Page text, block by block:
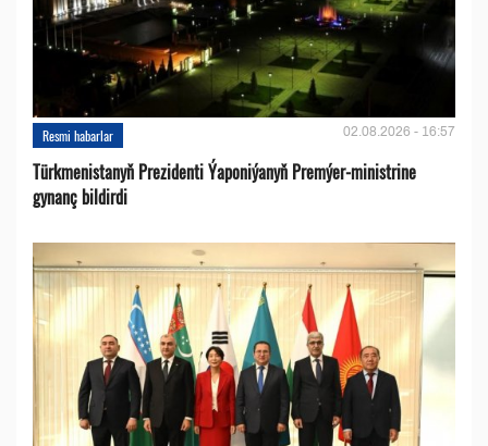
Resmi habarlar 02.08.2026 - 16:57
Türkmenistanyň Prezidenti Ýaponiýanyň Premýer-ministrine
gynanç bildirdi